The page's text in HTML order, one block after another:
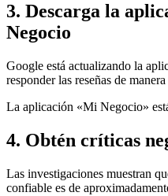
3. Descarga la
Negocio
Google está actualizando la
responder las reseñas de
La aplicación «Mi Negocio»
4. Obtén críticas
Las investigaciones muestran
confiable es de